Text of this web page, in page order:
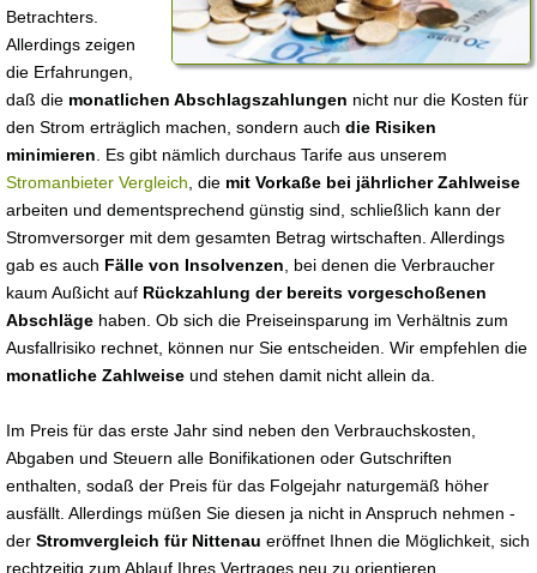
Betrachters.
Allerdings zeigen
die Erfahrungen,
daß die monatlichen Abschlagszahlungen nicht nur die Kosten für
den Strom erträglich machen, sondern auch die Risiken
minimieren . Es gibt nämlich durchaus Tarife aus unserem
Stromanbieter Vergleich , die mit Vorkaße bei jährlicher Zahlweise
arbeiten und dementsprechend günstig sind, schließlich kann der
Stromversorger mit dem gesamten Betrag wirtschaften. Allerdings
gab es auch Fälle von Insolvenzen , bei denen die Verbraucher
kaum Außicht auf Rückzahlung der bereits vorgeschoßenen
Abschläge haben. Ob sich die Preiseinsparung im Verhältnis zum
Ausfallrisiko rechnet, können nur Sie entscheiden. Wir empfehlen die
monatliche Zahlweise und stehen damit nicht allein da.
Im Preis für das erste Jahr sind neben den Verbrauchskosten,
Abgaben und Steuern alle Bonifikationen oder Gutschriften
enthalten, sodaß der Preis für das Folgejahr naturgemäß höher
ausfällt. Allerdings müßen Sie diesen ja nicht in Anspruch nehmen -
der Stromvergleich für Nittenau eröffnet Ihnen die Möglichkeit, sich
rechtzeitig zum Ablauf Ihres Vertrages neu zu orientieren.